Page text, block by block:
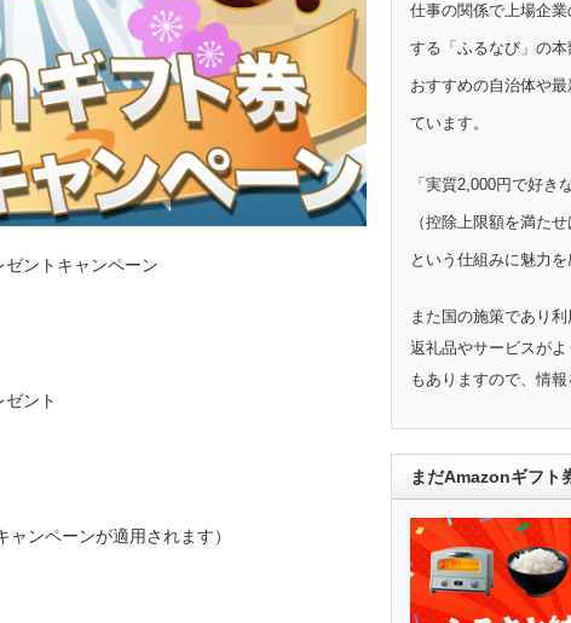
ントキャンペーン
ント
ャンペーンが適用されます）
仕事の関係で上場企
する「ふるなび」の
おすすめの自治体や
ています。
「実質2,000円で好き
（控除上限額を満た
という仕組みに魅力
また国の施策であり
返礼品やサービスが
もありますので、情
まだAmazonギフト